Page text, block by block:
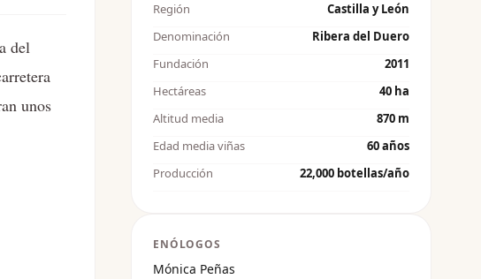
del
unos
Región
Castilla y León
Denominación
Ribera del Duero
Fundación
2011
Hectáreas
40 ha
Altitud media
870 m
Edad media viñas
60 años
Producción
22,000 botellas/año
ENÓLOGOS
Mónica Peñas